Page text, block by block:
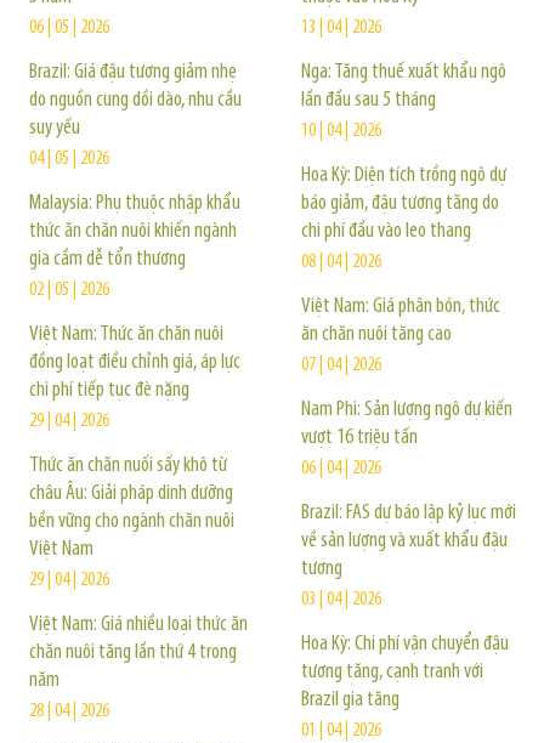
06 | 05 | 2026
Brazil: Giá đậu tương giảm nhẹ
do nguồn cung dồi dào, nhu cầu
suy yếu
04 | 05 | 2026
Malaysia: Phụ thuộc nhập khẩu
thức ăn chăn nuôi khiến ngành
gia cầm dễ tổn thương
02 | 05 | 2026
Việt Nam: Thức ăn chăn nuôi
đồng loạt điều chỉnh giá, áp lực
chi phí tiếp tục đè nặng
29 | 04 | 2026
Thức ăn chăn nuối sấy khô từ
châu Âu: Giải pháp dinh dưỡng
bền vững cho ngành chăn nuôi
Việt Nam
29 | 04 | 2026
Việt Nam: Giá nhiều loại thức ăn
chăn nuôi tăng lần thứ 4 trong
năm
28 | 04 | 2026
13 | 04 | 2026
Nga: Tăng thuế xuất khẩu ngô
lần đầu sau 5 tháng
10 | 04 | 2026
Hoa Kỳ: Diện tích trồng ngô dự
báo giảm, đậu tương tăng do
chi phí đầu vào leo thang
08 | 04 | 2026
Việt Nam: Giá phân bón, thức
ăn chăn nuôi tăng cao
07 | 04 | 2026
Nam Phi: Sản lượng ngô dự kiến
vượt 16 triệu tấn
06 | 04 | 2026
Brazil: FAS dự báo lập kỷ lục mới
về sản lượng và xuất khẩu đậu
tương
03 | 04 | 2026
Hoa Kỳ: Chi phí vận chuyển đậu
tương tăng, cạnh tranh với
Brazil gia tăng
01 | 04 | 2026